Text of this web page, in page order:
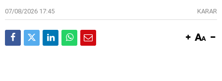
07/08/2026 17:45 KARAR